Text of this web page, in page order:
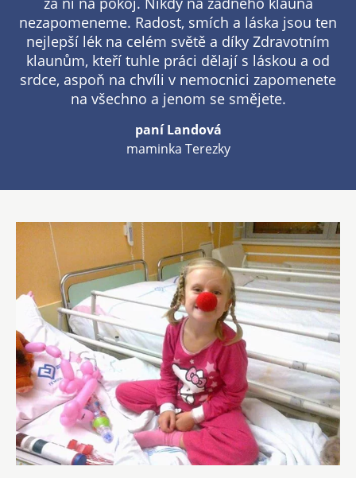
nezapomeneme. Radost, smích a láska jsou ten
nejlepší lék na celém světě a díky Zdravotním
klaunům, kteří tuhle práci dělají s láskou a od
srdce, aspoň na chvíli v nemocnici zapomenete
na všechno a jenom se smějete.
paní Landová
maminka Terezky